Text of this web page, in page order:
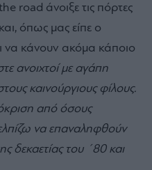
road άνοιξε τις πόρτες
όπως μας είπε ο
να κάνουν ακόμα κάποιο
ανοιχτοί με αγάπη
καινούργιους φίλους.
από όσους
να επαναληφθούν
δεκαετίας του ΄80 και